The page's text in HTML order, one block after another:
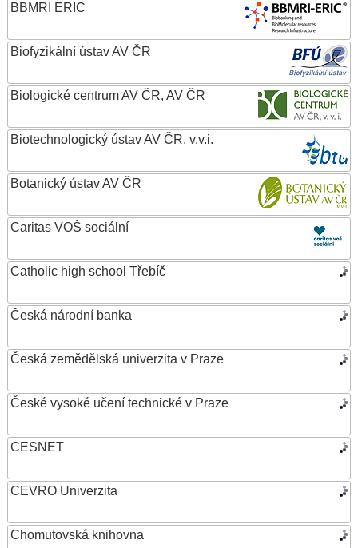
BBMRI ERIC
Biofyzikální ústav AV ČR
Biologické centrum AV ČR, AV ČR
Biotechnologický ústav AV ČR, v.v.i.
Botanický ústav AV ČR
Caritas VOŠ sociální
Catholic high school Třebíč
Česká národní banka
Česká zemědělská univerzita v Praze
České vysoké učení technické v Praze
CESNET
CEVRO Univerzita
Chomutovská knihovna